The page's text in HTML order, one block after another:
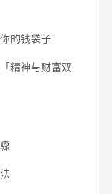
的钱袋子
精神与财富双